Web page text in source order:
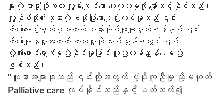
များကို အာရုံစိုက်ကာ ကျွမ်းကျင်သော ဆေးကုသမှုကို မျှော်လင့်နိုင်သည်။
ကျွန်ုပ်တို့၏လူနာကို ဗဟိုပြုသောချဉ်းကပ်မှုသည် ၎င်း
တို့၏စောင့်ရှောက်မှုအတွက် ပန်းတိုင်များချမှတ်ရန်နှင့် ၎င်း
တို့၏ဖျားနာမှုအတွက် ကုသမှုကို လမ်းညွှန်ရာတွင် ၎င်း
တို့၏စောင့်ရှောက်မှုညှိနှိုင်းမှုဖြင့် ကူညီလမ်းညွှန်ပေးမည်
ဖြစ်သည်။
"လူနာအများစုသည် ၎င်းတို့အတွက် ပံ့ပိုးကူညီမှု သို့မဟုတ်
Palliative care လုပ်နိုင်သည်နှင့် ပတ်သက်၍